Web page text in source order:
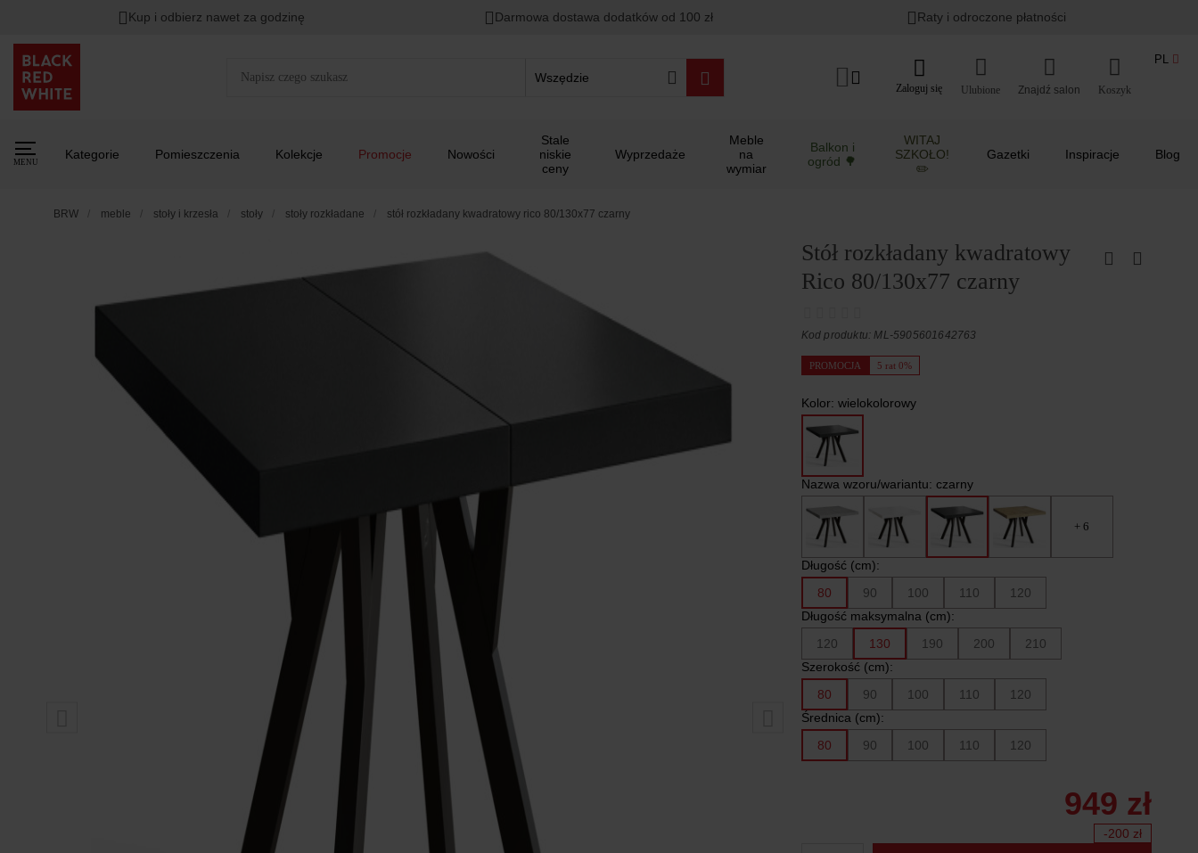
Kup i odbierz nawet za godzinę Darmowa dostawa dodatków od 100 zł Raty i odroczone płatności
Wszędzie
Zaloguj się Ulubione Koszyk
PL
MENU
Kategorie Pomieszczenia Kolekcje Promocje Nowości
Stale
niskie
ceny
Wyprzedaże
Meble
na
wymiar
Balkon i
ogród 🌳
WITAJ
SZKOŁO!
✏️
Gazetki Inspiracje Blog
BRW meble stoły i krzesła stoły stoły rozkładane stół rozkładany kwadratowy rico 80/130x77 czarny
Stół rozkładany kwadratowy
Rico 80/130x77 czarny
Kod produktu: ML-5905601642763
PROMOCJA 5 rat 0%
Kolor: wielokolorowy
Nazwa wzoru/wariantu: czarny
+ 6
Długość (cm):
80
90 100 110
120
Długość maksymalna (cm):
120
130 190 200
210
Szerokość (cm):
80
90 100 110
120
Średnica (cm):
80
90 100 110 120
949 zł
-200 zł